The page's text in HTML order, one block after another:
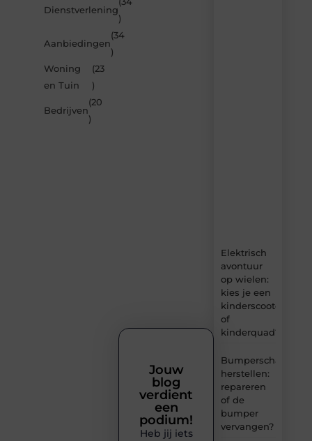
Dienstverlening
)
Aanbiedingen
(34
)
Woning
en Tuin
(23
)
Bedrijven
(20
)
Elektrisch
avontuur
op wielen:
kies je een
kinderscooter
of
kinderquad?
Bumperschade
herstellen:
repareren
of de
bumper
vervangen?
Jouw
blog
verdient
een
podium!
Heb jij iets